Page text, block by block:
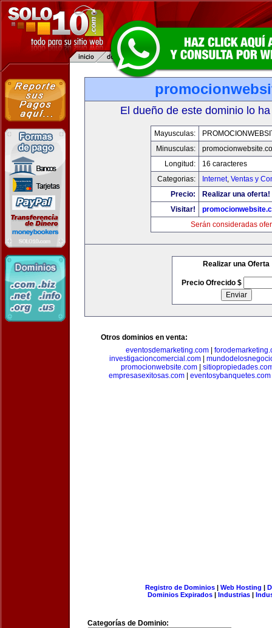
El dueño de este dominio lo
Mayusculas:
Minusculas:
Longitud:
16 caracteres
Categorias:
Internet, Ventas y
Precio:
Realizar una oferta!
Visitar!
Serán consideradas
Realizar una Oferta
Precio Ofrecido $
Otros dominios en venta:
eventosdemarketing.com|
investigacioncomercial.com
promocionwebsite.com
empresasexitosas.com
eventosybanquetes.com
Registro de Dominios| Web Hosting |
Dominios Expirados | Industrias |
Categorías de Dominio: